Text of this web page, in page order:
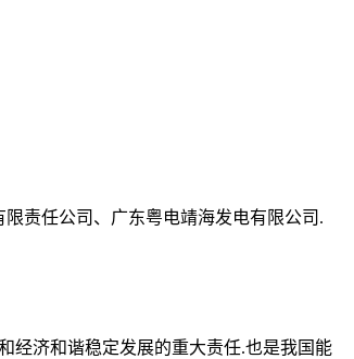
责任公司、广东粤电靖海发电有限公司.
经济和谐稳定发展的重大责任.也是我国能